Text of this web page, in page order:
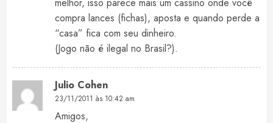
melhor, isso parece mais um cassino onde você
compra lances (fichas), aposta e quando perde a
“casa” fica com seu dinheiro.
(Jogo não é ilegal no Brasil?).
Julio Cohen
23/11/2011 às 10:42 am
Amigos,